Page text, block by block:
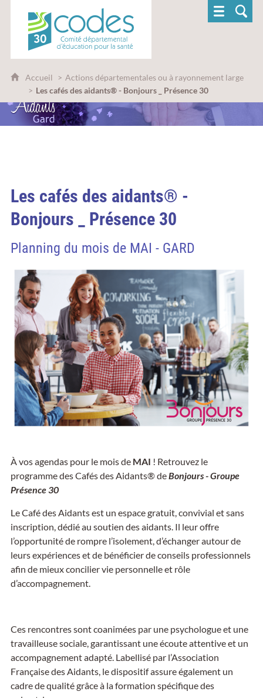
CoDES 30 - Comité départemental
Accueil
Actions départementales ou à rayonnement large
Les cafés des aidants® - Bonjours _ Présence 30
Les cafés des aidants® -
Bonjours _ Présence 30
Planning du mois de MAI - GARD
À vos agendas pour le mois de MAI ! Retrouvez le
programme des Cafés des Aidants® deBonjours - Groupe
Présence 30
Le Café des Aidants est un espace gratuit, convivial et sans
inscription, dédié au soutien des aidants. Il leur offre
l’opportunité de rompre l’isolement, d’échanger autour de
leurs expériences et de bénéficier de conseils professionnels
afin de mieux concilier vie personnelle et rôle
d’accompagnement.
Ces rencontres sont coanimées par une psychologue et une
travailleuse sociale, garantissant une écoute attentive et un
accompagnement adapté. Labellisé par l’Association
Française des Aidants, le dispositif assure également un
cadre de qualité grâce à la formation spécifique des